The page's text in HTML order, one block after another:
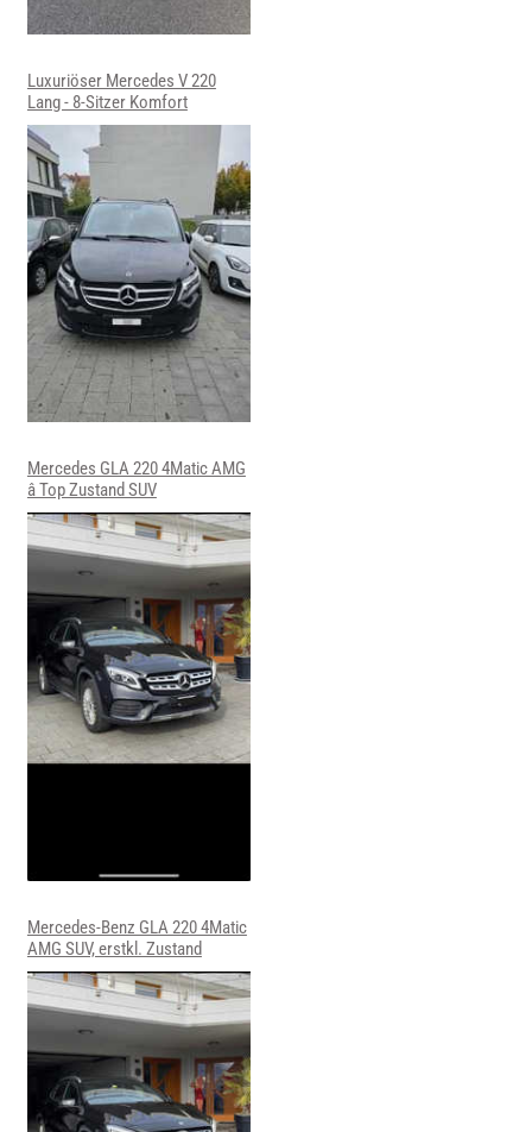
Luxuriöser Mercedes V 220
Lang - 8-Sitzer Komfort
Mercedes GLA 220 4Matic AMG
â Top Zustand SUV
Mercedes-Benz GLA 220 4Matic
AMG SUV, erstkl. Zustand